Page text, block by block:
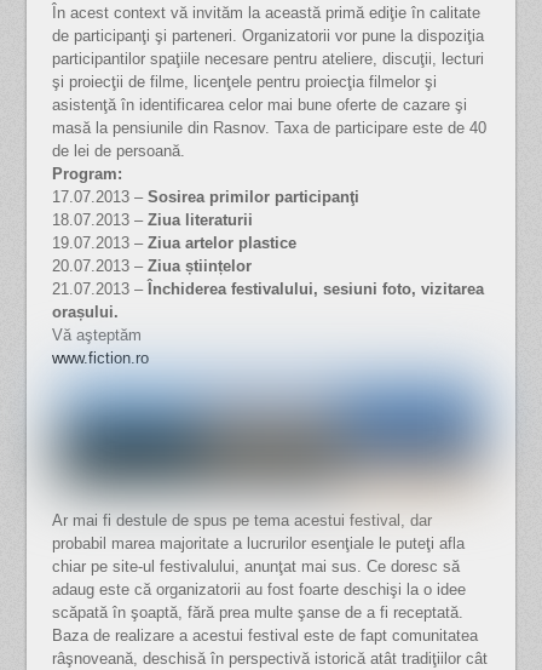
În acest context vă invităm la această primă ediţie în calitate
de participanţi şi parteneri. Organizatorii vor pune la dispoziţia
participantilor spaţiile necesare pentru ateliere, discuţii, lecturi
şi proiecţii de filme, licenţele pentru proiecţia filmelor şi
asistenţă în identificarea celor mai bune oferte de cazare şi
masă la pensiunile din Rasnov. Taxa de participare este de 40
de lei de persoană.
Program:
17.07.2013 – Sosirea primilor participanţi
18.07.2013 – Ziua literaturii
19.07.2013 – Ziua artelor plastice
20.07.2013 – Ziua științelor
21.07.2013 – Închiderea festivalului, sesiuni foto, vizitarea
orașului.
Vă aşteptăm
www.fiction.ro
Ar mai fi destule de spus pe tema acestui festival, dar
probabil marea majoritate a lucrurilor esenţiale le puteţi afla
chiar pe site-ul festivalului, anunţat mai sus. Ce doresc să
adaug este că organizatorii au fost foarte deschişi la o idee
scăpată în şoaptă, fără prea multe şanse de a fi receptată.
Baza de realizare a acestui festival este de fapt comunitatea
râşnoveană, deschisă în perspectivă istorică atât tradiţiilor cât